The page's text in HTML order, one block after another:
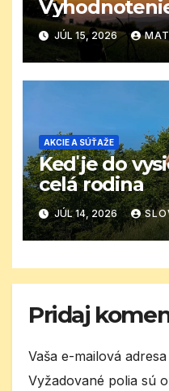
CB závodu
JÚL 15, 2026
AKCIE A SÚŤAŽE
Keď je do
celá rodina
JÚL 14, 2026
Pridaj
Vaša e-mailová
Vyžadované polia sú